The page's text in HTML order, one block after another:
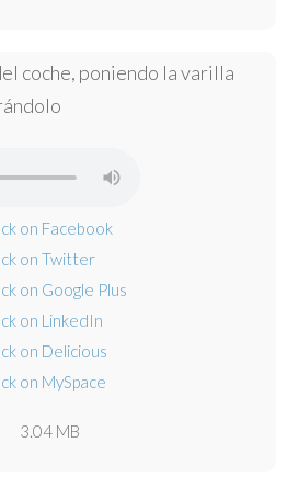
coche, poniendo la varilla
3.04 MB